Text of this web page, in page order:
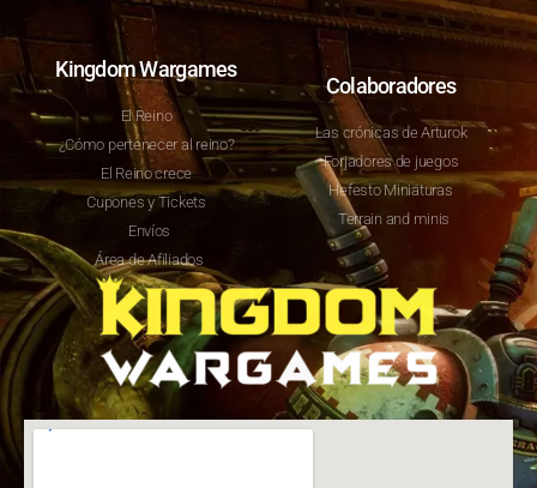
Kingdom Wargames
El Reino
¿Cómo pertenecer al reino?
El Reino crece
Cupones y Tickets
Envíos
Área de Afiliados
Colaboradores
Las crónicas de Arturok
Forjadores de juegos
Hefesto Miniaturas
Terrain and minis